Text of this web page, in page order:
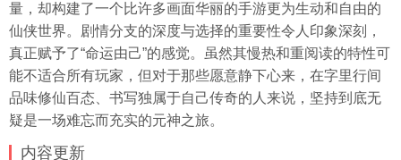
量，却构建了一个比许多画面华丽的手游更为生动和自由的
仙侠世界。剧情分支的深度与选择的重要性令人印象深刻，
真正赋予了“命运由己”的感觉。虽然其慢热和重阅读的特性可
能不适合所有玩家，但对于那些愿意静下心来，在字里行间
品味修仙百态、书写独属于自己传奇的人来说，坚持到底无
疑是一场难忘而充实的元神之旅。
内容更新